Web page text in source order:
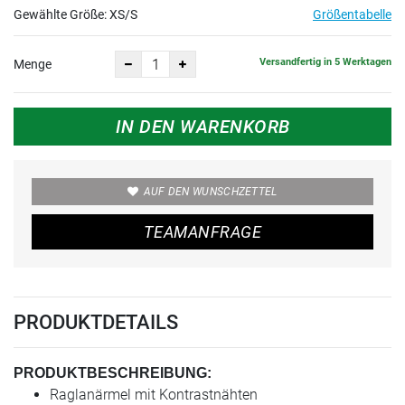
Gewählte Größe:XS/S Größentabelle
Menge Versandfertig in 5 Werktagen
IN DEN WARENKORB
AUF DEN WUNSCHZETTEL
TEAMANFRAGE
PRODUKTDETAILS
PRODUKTBESCHREIBUNG:
Raglanärmel mit Kontrastnähten